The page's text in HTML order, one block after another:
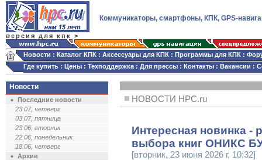
версия для кпк >
Коммуникаторы, смартфоны, КПК, GPS-
Новости : Каталог КПК : Аксессуары для КПК : Программы для КПК :
Где купить : Цены : Техподдержка : Для прессы : Контакты : Вакансии :
Новости
Последние новости
23.07, четверг
03.07, пятница
23.06, вторник
22.06, понедельник
18.06, четверг
Архив
НОВОСТИ HPC.ru
Интересная новинка
выбора книг ОНИКС
[вторник, 23 июня 2026 г, 10:32]